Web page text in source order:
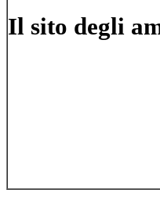
Il sito degli